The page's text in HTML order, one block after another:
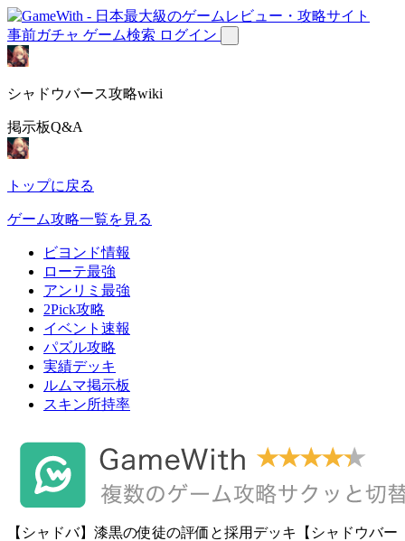
事前ガチャ ゲーム検索 ログイン
シャドウバース攻略wiki
掲示板Q&A
トップに戻る
ゲーム攻略一覧を見る
ビヨンド情報
ローテ最強
アンリミ最強
2Pick攻略
イベント速報
パズル攻略
実績デッキ
ルムマ掲示板
スキン所持率
【シャドバ】漆黒の使徒の評価と採用デッキ【シャドウバー